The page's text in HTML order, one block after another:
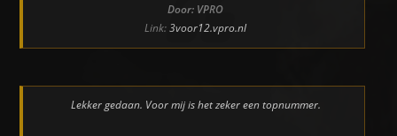
Door: VPRO
Link:3voor12.vpro.nl
Lekker gedaan. Voor mij is het zeker een topnummer.